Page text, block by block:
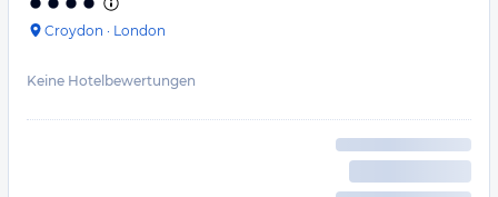
Croydon · London
Keine Hotelbewertungen